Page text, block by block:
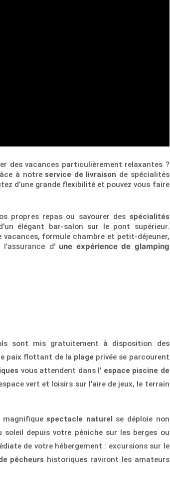
des vacances particulièrement relaxantes ?
à notreservice de livraison de spécialités
d’une grande flexibilité et pouvez vous faire
propres repas ou savourer des spécialités
élégant bar-salon sur le pont supérieur.
formule chambre et petit-déjeuner,
l'assurance d' une expérience de glamping
sont mis gratuitement à disposition des
paix flottant de la plage privée se parcourent
vous attendent dans l' espace piscine de
vert et loisirs sur l'aire de jeux, le terrain
magnifiquespectacle naturel
se déploie non
soleil depuis votre péniche sur les berges ou
de votre hébergement : excursions sur le
pêcheurs historiques raviront les amateurs